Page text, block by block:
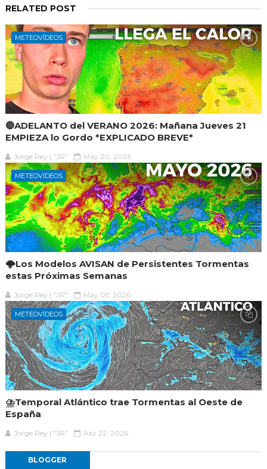
RELATED POST
METEOVÍDEOS
🔴ADELANTO del VERANO 2026: Mañana Jueves 21
EMPIEZA lo Gordo *EXPLICADO BREVE*
Jorge Rey | "JR" May 20, 2026
METEOVÍDEOS
🌩️Los Modelos AVISAN de Persistentes Tormentas
estas Próximas Semanas
Jorge Rey | "JR" May 05, 2026
METEOVÍDEOS
⛈️Temporal Atlántico trae Tormentas al Oeste de
España
Jorge Rey | "JR" Abr 22, 2026
BLOGGER